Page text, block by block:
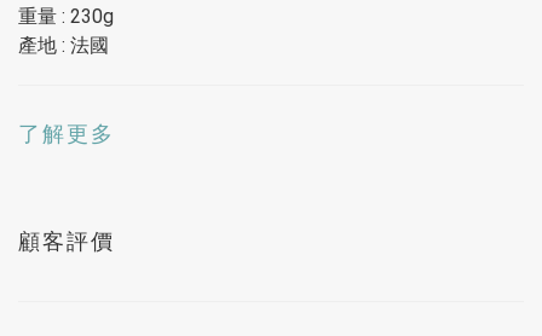
重量 : 230g
產地 : 法國
了解更多
顧客評價